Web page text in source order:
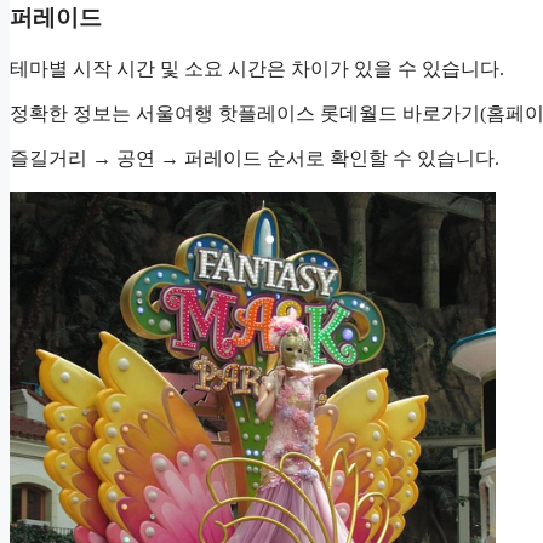
퍼레이드
테마별 시작 시간 및 소요 시간은 차이가 있을 수 있습니다.
정확한 정보는 서울여행 핫플레이스 롯데월드 바로가기(홈페
즐길거리 → 공연 → 퍼레이드 순서로 확인할 수 있습니다.